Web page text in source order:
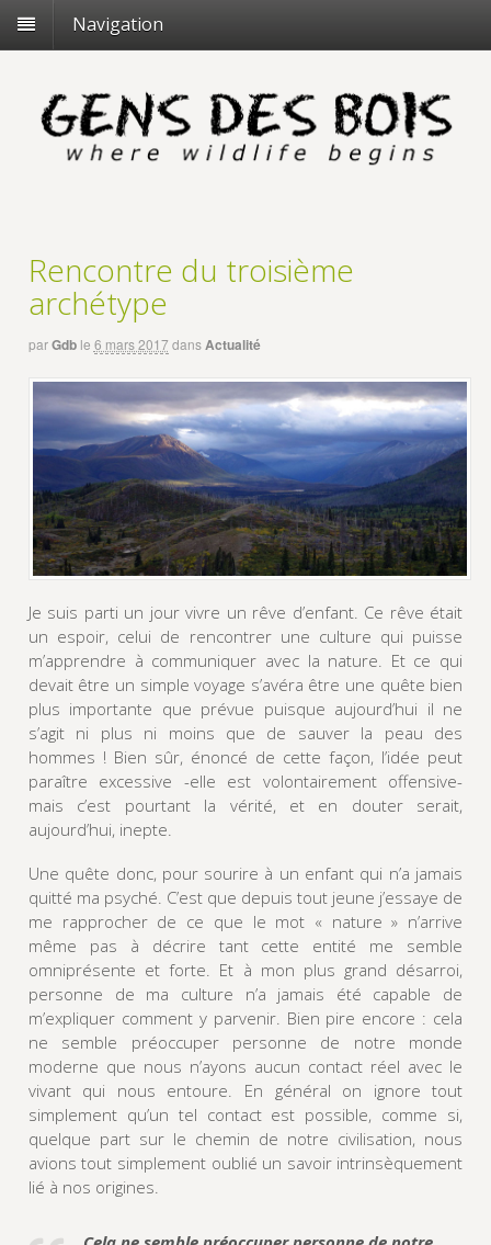
Navigation
Rencontre du troisième
archétype
parGdb le 6 mars 2017 dans Actualité
Je suis parti un jour vivre un rêve d’enfant. Ce rêve était
un espoir, celui de rencontrer une culture qui puisse
m’apprendre à communiquer avec la nature. Et ce qui
devait être un simple voyage s’avéra être une quête bien
plus importante que prévue puisque aujourd’hui il ne
s’agit ni plus ni moins que de sauver la peau des
hommes ! Bien sûr, énoncé de cette façon, l’idée peut
paraître excessive -elle est volontairement offensive-
mais c’est pourtant la vérité, et en douter serait,
aujourd’hui, inepte.
Une quête donc, pour sourire à un enfant qui n’a jamais
quitté ma psyché. C’est que depuis tout jeune j’essaye de
me rapprocher de ce que le mot « nature » n’arrive
même pas à décrire tant cette entité me semble
omniprésente et forte. Et à mon plus grand désarroi,
personne de ma culture n’a jamais été capable de
m’expliquer comment y parvenir. Bien pire encore : cela
ne semble préoccuper personne de notre monde
moderne que nous n’ayons aucun contact réel avec le
vivant qui nous entoure. En général on ignore tout
simplement qu’un tel contact est possible, comme si,
quelque part sur le chemin de notre civilisation, nous
avions tout simplement oublié un savoir intrinsèquement
lié à nos origines.